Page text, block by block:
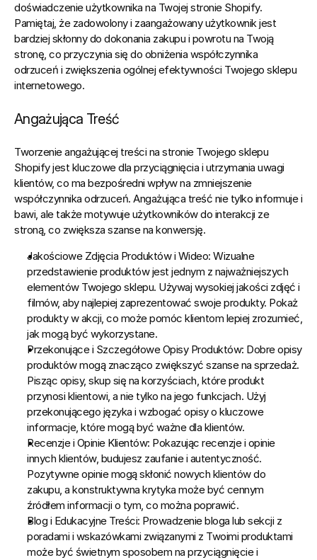
doświadczenie użytkownika na Twojej stronie Shopify.
Pamiętaj, że zadowolony i zaangażowany użytkownik jest
bardziej skłonny do dokonania zakupu i powrotu na Twoją
stronę, co przyczynia się do obniżenia współczynnika
odrzuceń i zwiększenia ogólnej efektywności Twojego sklepu
internetowego.
Angażująca Treść
Tworzenie angażującej treści na stronie Twojego sklepu
Shopify jest kluczowe dla przyciągnięcia i utrzymania uwagi
klientów, co ma bezpośredni wpływ na zmniejszenie
współczynnika odrzuceń. Angażująca treść nie tylko informuje i
bawi, ale także motywuje użytkowników do interakcji ze
stroną, co zwiększa szanse na konwersję.
Jakościowe Zdjęcia Produktów i Wideo: Wizualne
przedstawienie produktów jest jednym z najważniejszych
elementów Twojego sklepu. Używaj wysokiej jakości zdjęć i
filmów, aby najlepiej zaprezentować swoje produkty. Pokaż
produkty w akcji, co może pomóc klientom lepiej zrozumieć,
jak mogą być wykorzystane.
Przekonujące i Szczegółowe Opisy Produktów: Dobre opisy
produktów mogą znacząco zwiększyć szanse na sprzedaż.
Pisząc opisy, skup się na korzyściach, które produkt
przynosi klientowi, a nie tylko na jego funkcjach. Użyj
przekonującego języka i wzbogać opisy o kluczowe
informacje, które mogą być ważne dla klientów.
Recenzje i Opinie Klientów: Pokazując recenzje i opinie
innych klientów, budujesz zaufanie i autentyczność.
Pozytywne opinie mogą skłonić nowych klientów do
zakupu, a konstruktywna krytyka może być cennym
źródłem informacji o tym, co można poprawić.
Blog i Edukacyjne Treści: Prowadzenie bloga lub sekcji z
poradami i wskazówkami związanymi z Twoimi produktami
może być świetnym sposobem na przyciągnięcie i